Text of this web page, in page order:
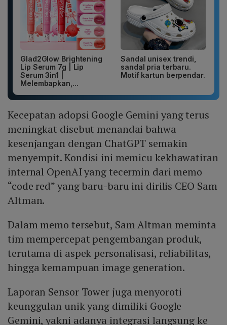
Glad2Glow Brightening
Lip Serum 7g | Lip
Serum 3in1 |
Melembapkan,...
Sandal unisex trendi,
sandal pria terbaru.
Motif kartun berpendar.
Kecepatan adopsi Google Gemini yang terus
meningkat disebut menandai bahwa
kesenjangan dengan ChatGPT semakin
menyempit. Kondisi ini memicu kekhawatiran
internal OpenAI yang tecermin dari memo
“code red” yang baru-baru ini dirilis CEO Sam
Altman.
Dalam memo tersebut, Sam Altman meminta
tim mempercepat pengembangan produk,
terutama di aspek personalisasi, reliabilitas,
hingga kemampuan image generation.
Laporan Sensor Tower juga menyoroti
keunggulan unik yang dimiliki Google
Gemini, yakni adanya integrasi langsung ke